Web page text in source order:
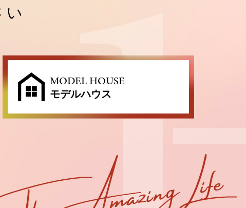
い
MODEL HOUSE
モデルハウス